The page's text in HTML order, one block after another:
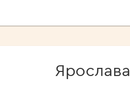
Ярослава